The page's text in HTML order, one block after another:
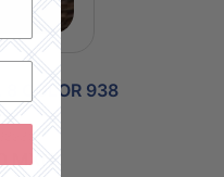
8 COLOR 938
MXN